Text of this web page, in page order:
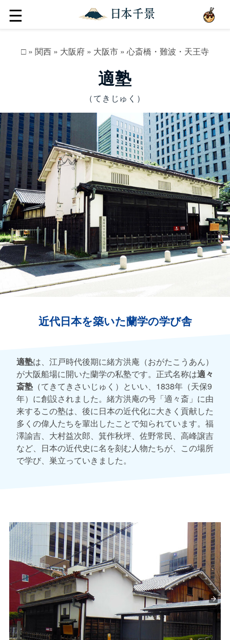
☰
□ » 関西 » 大阪府 » 大阪市 » 心斎橋・難波・天王寺
適塾
（てきじゅく）
近代日本を築いた蘭学の学び舎
適塾は、江戸時代後期に緒方洪庵（おがたこうあん）
が大阪船場に開いた蘭学の私塾です。正式名称は適々
斎塾 （てきてきさいじゅく）といい、1838年（天保9
年）に創設されました。緒方洪庵の号「適々斎」に由
来するこの塾は、後に日本の近代化に大きく貢献した
多くの偉人たちを輩出したことで知られています。福
澤諭吉、大村益次郎、箕作秋坪、佐野常民、高峰譲吉
など、日本の近代史に名を刻む人物たちが、この場所
で学び、巣立っていきました。